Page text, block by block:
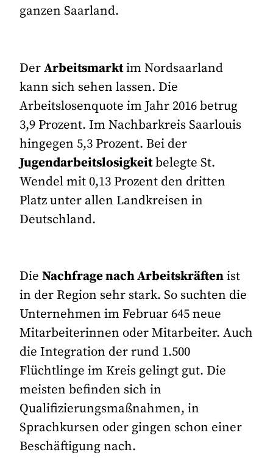
ganzen Saarland.
DerArbeitsmarktim Nordsaarland
kann sich sehen lassen. Die
Arbeitslosenquote im Jahr 2016 betrug
3,9 Prozent. Im Nachbarkreis Saarlouis
hingegen 5,3 Prozent. Bei der
Jugendarbeitslosigkeitbelegte St.
Wendel mit 0,13 Prozent den dritten
Platz unter allen Landkreisen in
Deutschland.
DieNachfrage nach Arbeitskräftenist
in der Region sehr stark. So suchten die
Unternehmen im Februar 645 neue
Mitarbeiterinnen oder Mitarbeiter. Auch
die Integration der rund 1.500
Flüchtlinge im Kreis gelingt gut. Die
meisten befinden sich in
Qualifizierungsmaßnahmen, in
Sprachkursen oder gingen schon einer
Beschäftigung nach.